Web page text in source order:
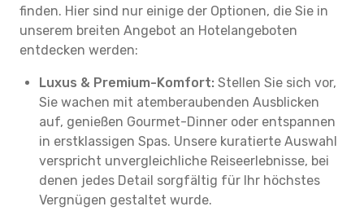
finden. Hier sind nur einige der Optionen, die Sie in
unserem breiten Angebot an Hotelangeboten
entdecken werden:
Luxus & Premium-Komfort: Stellen Sie sich vor,
Sie wachen mit atemberaubenden Ausblicken
auf, genießen Gourmet-Dinner oder entspannen
in erstklassigen Spas. Unsere kuratierte Auswahl
verspricht unvergleichliche Reiseerlebnisse, bei
denen jedes Detail sorgfältig für Ihr höchstes
Vergnügen gestaltet wurde.